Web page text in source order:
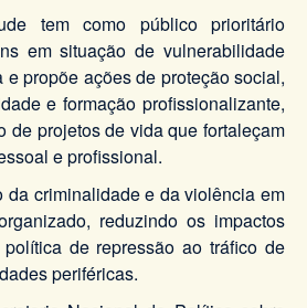
tem como público prioritário
em situação de vulnerabilidade
propõe ações de proteção social,
e formação profissionalizante,
de projetos de vida que fortaleçam
e profissional.
da criminalidade e da violência em
reduzindo os impactos
de repressão ao tráfico de
periféricas.